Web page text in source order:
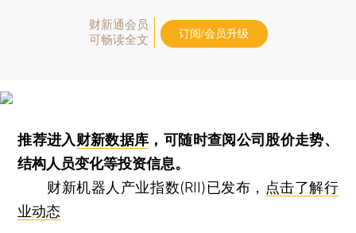
财新通会员
可畅读全文
订阅/会员升级
推荐进入财新数据库 ，可随时查阅公司股价走势、
结构人员变化等投资信息。
财新机器人产业指数(RII)已发布， 点击了解行
业动态